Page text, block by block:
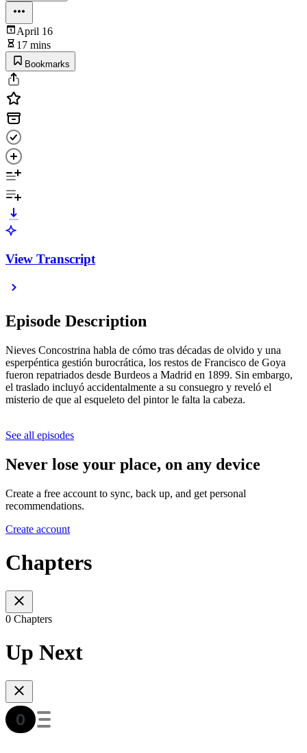
April 16
17 mins
Bookmarks
View Transcript
Episode Description
Nieves Concostrina habla de cómo tras décadas de olvido y una
esperpéntica gestión burocrática, los restos de Francisco de Goya
fueron repatriados desde Burdeos a Madrid en 1899. Sin embargo,
el traslado incluyó accidentalmente a su consuegro y reveló el
misterio de que al esqueleto del pintor le falta la cabeza.
See all episodes
Never lose your place, on any device
Create a free account to sync, back up, and get personal
recommendations.
Create account
Chapters
0 Chapters
Up Next